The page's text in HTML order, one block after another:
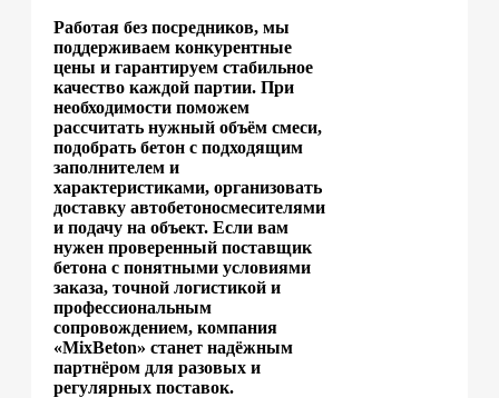
Работая без посредников, мы
поддерживаем конкурентные
цены и гарантируем стабильное
качество каждой партии. При
необходимости поможем
рассчитать нужный объём смеси,
подобрать бетон с подходящим
заполнителем и
характеристиками, организовать
доставку автобетоносмесителями
и подачу на объект. Если вам
нужен проверенный поставщик
бетона с понятными условиями
заказа, точной логистикой и
профессиональным
сопровождением, компания
«MixBeton» станет надёжным
партнёром для разовых и
регулярных поставок.